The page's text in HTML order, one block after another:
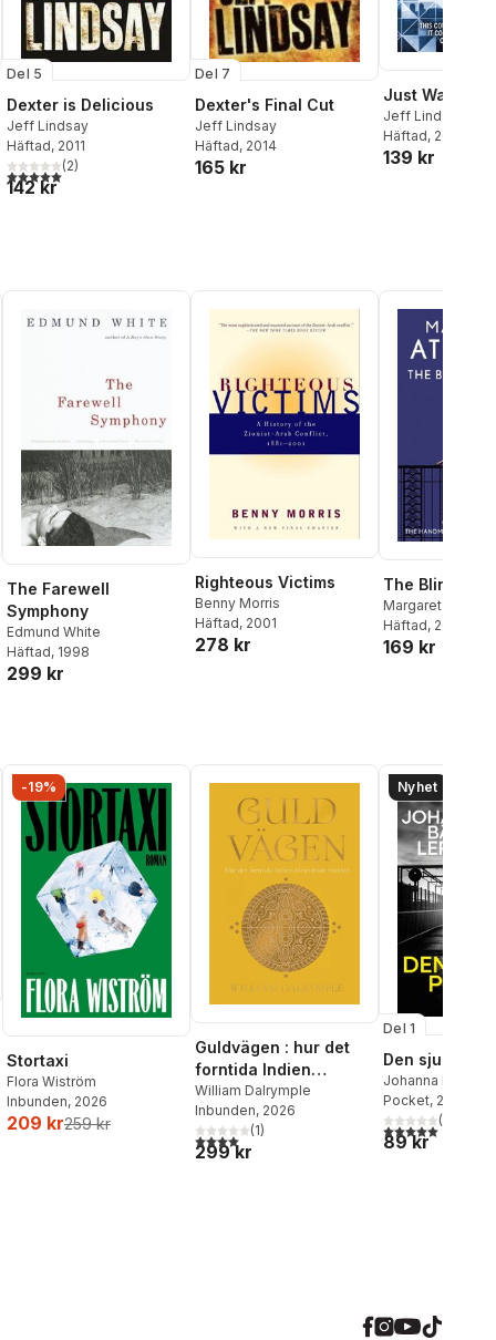
röster:
Del 5
Dexter is Delicious
Jeff Lindsay
Häftad, 2011
5,0utav 5 stjärnor. Totalt antal röster:
(2)
142 kr
Del 7
Dexter's Final Cut
Jeff Lindsay
Häftad, 2014
165 kr
Just Watch
Jeff Lindsay
Häftad, 2020
139 kr
The Farewell
Symphony
Edmund White
Häftad, 1998
299 kr
Righteous Victims
Benny Morris
Häftad, 2001
278 kr
The Blind
Margaret Atwood
Häftad, 2001
169 kr
-19%
Stortaxi
Flora Wiström
Inbunden, 2026
209 kr259 kr
Guldvägen : hur det
forntida Indien
förändrade världen
William Dalrymple
Inbunden, 2026
4,0utav 5 stjärnor. Totalt antal röster:
(1)
299 kr
Nyhet
Del 1
Den sjunde
Johanna
Lerneby
Pocket, 2026
5,0utav 5(
89 kr